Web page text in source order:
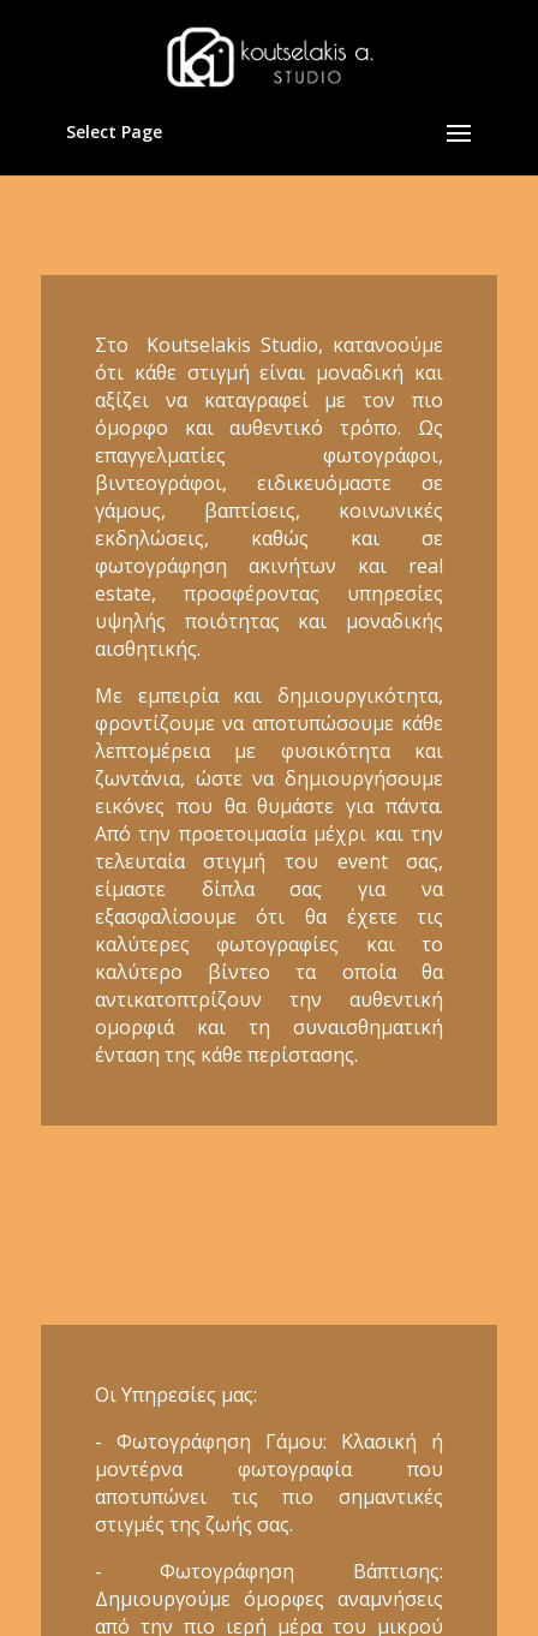
Select Page
Στο Koutselakis Studio, κατανοούμε
ότι κάθε στιγμή είναι μοναδική και
αξίζει να καταγραφεί με τον πιο
όμορφο και αυθεντικό τρόπο. Ως
επαγγελματίες φωτογράφοι,
βιντεογράφοι, ειδικευόμαστε σε
γάμους, βαπτίσεις, κοινωνικές
εκδηλώσεις, καθώς και σε
φωτογράφηση ακινήτων και real
estate, προσφέροντας υπηρεσίες
υψηλής ποιότητας και μοναδικής
αισθητικής.
Με εμπειρία και δημιουργικότητα,
φροντίζουμε να αποτυπώσουμε κάθε
λεπτομέρεια με φυσικότητα και
ζωντάνια, ώστε να δημιουργήσουμε
εικόνες που θα θυμάστε για πάντα.
Από την προετοιμασία μέχρι και την
τελευταία στιγμή του event σας,
είμαστε δίπλα σας για να
εξασφαλίσουμε ότι θα έχετε τις
καλύτερες φωτογραφίες και το
καλύτερο βίντεο τα οποία θα
αντικατοπτρίζουν την αυθεντική
ομορφιά και τη συναισθηματική
ένταση της κάθε περίστασης.
Οι Υπηρεσίες μας:
- Φωτογράφηση Γάμου: Κλασική ή
μοντέρνα φωτογραφία που
αποτυπώνει τις πιο σημαντικές
στιγμές της ζωής σας.
- Φωτογράφηση Βάπτισης:
Δημιουργούμε όμορφες αναμνήσεις
από την πιο ιερή μέρα του μικρού